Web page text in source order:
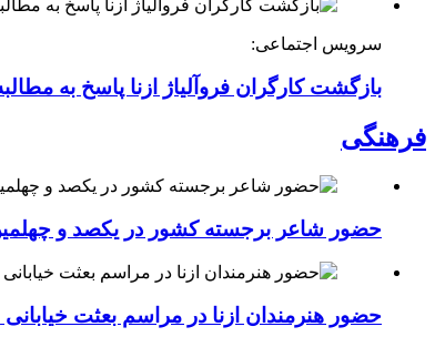
سرویس اجتماعی:
بازگشت کارگران فروآلیاژ ازنا پاسخ به
فرهنگی
حضور شاعر برجسته کشور در یکصد و چهلمین
حضور هنرمندان ازنا در مراسم بعثت خیابانی